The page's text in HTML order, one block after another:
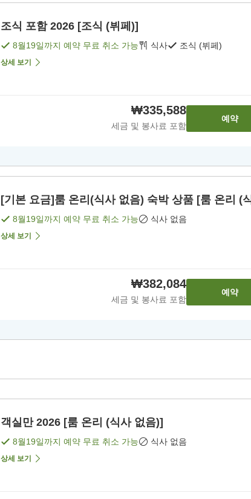
조식 포함 2026 [조식 (뷔페)]
8월19일까지 예약 무료 취소 가능 식사 조식 (뷔페)
상세 보기
₩335,588
세금 및 봉사료 포함
예약
[기본 요금]룸 온리(식사 없음) 숙박 상품 [룸 온리 (
8월19일까지 예약 무료 취소 가능 식사 없음
상세 보기
₩382,084
세금 및 봉사료 포함
예약
객실만 2026 [룸 온리 (식사 없음)]
8월19일까지 예약 무료 취소 가능 식사 없음
상세 보기